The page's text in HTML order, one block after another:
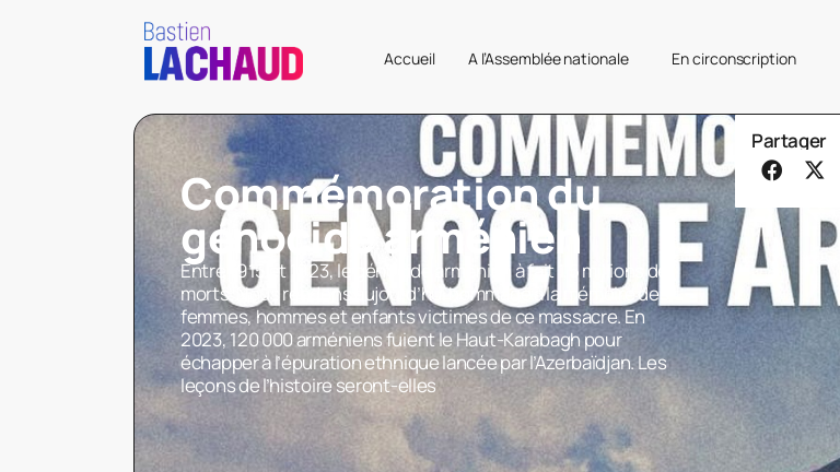
Accueil A l’Assemblée nationale En circonscription
Commémoration du
génocide arménien
Entre 1915 et 1923, le génocide arménien à fait 1,5 millions de
morts. Nous rendons aujourd’hui hommage à la mémoire des
femmes, hommes et enfants victimes de ce massacre. En
2023, 120 000 arméniens fuient le Haut-Karabagh pour
échapper à l’épuration ethnique lancée par l’Azerbaïdjan. Les
leçons de l’histoire seront-elles
Partager